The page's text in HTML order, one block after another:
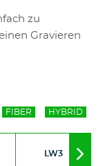
zu
Gravieren
FIBER HYBRID
LW3